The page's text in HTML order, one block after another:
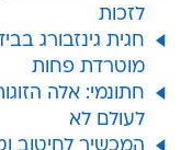
לזכות
מוטרדת פחות
חתונמי: אלה
לעולם לא